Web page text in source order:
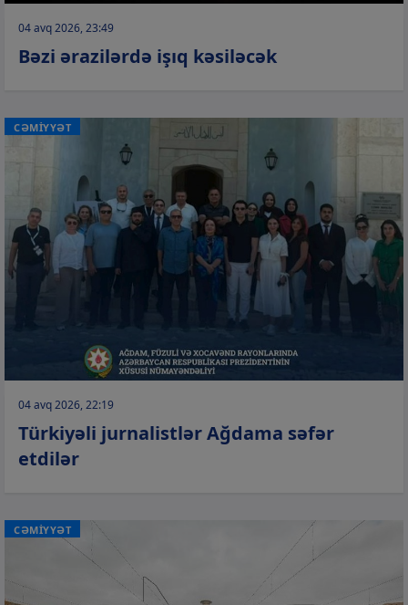
04 avq 2026, 23:49
Bəzi ərazilərdə işıq kəsiləcək
CƏMİYYƏT
04 avq 2026, 22:19
Türkiyəli jurnalistlər Ağdama səfər
etdilər
CƏMİYYƏT